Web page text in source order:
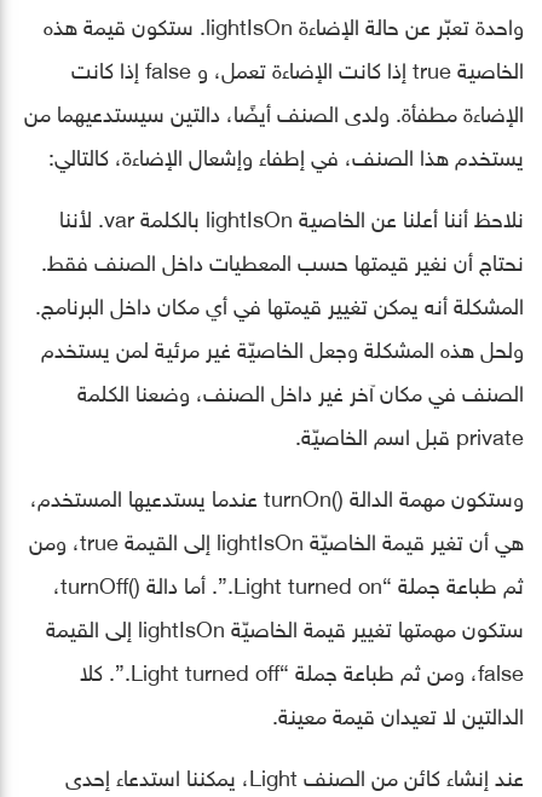
واحدة تعبّر عن حالة الإضاءة lightIsOn. ستكون قيمة هذه
الخاصية true إذا كانت الإضاءة تعمل، و false إذا كانت
الإضاءة مطفأة. ولدى الصنف أيضًا، دالتين سيستدعيهما من
يستخدم هذا الصنف، في إطفاء وإشعال الإضاءة، كالتالي:
نلاحظ أننا أعلنا عن الخاصية lightIsOn بالكلمة var. ﻷننا
نحتاج أن نغير قيمتها حسب المعطيات داخل الصنف فقط.
المشكلة أنه يمكن تغيير قيمتها في أي مكان داخل البرنامج.
ولحل هذه المشكلة وجعل الخاصيّة غير مرئية لمن يستخدم
الصنف في مكان آخر غير داخل الصنف، وضعنا الكلمة
private قبل اسم الخاصيّة.
وستكون مهمة الدالة ()turnOn عندما يستدعيها المستخدم،
هي أن تغير قيمة الخاصيّة lightIsOn إلى القيمة true، ومن
ثم طباعة جملة “Light turned on.”. أما دالة ()turnOff،
ستكون مهمتها تغيير قيمة الخاصيّة lightIsOn إلى القيمة
false، ومن ثم طباعة جملة “Light turned off.”. كلا
الدالتين لا تعيدان قيمة معينة.
عند إنشاء كائن من الصنف Light، يمكننا استدعاء إحدى